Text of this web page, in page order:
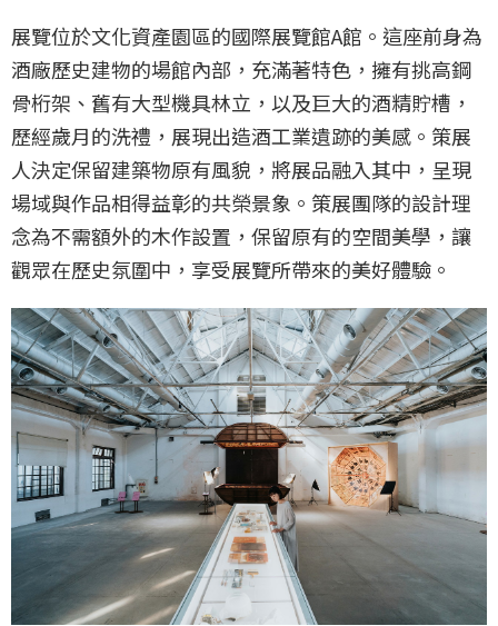
展覽位於文化資產園區的國際展覽館A館。這座前身為
酒廠歷史建物的場館內部，充滿著特色，擁有挑高鋼
骨桁架、舊有大型機具林立，以及巨大的酒精貯槽，
歷經歲月的洗禮，展現出造酒工業遺跡的美感。策展
人決定保留建築物原有風貌，將展品融入其中，呈現
場域與作品相得益彰的共榮景象。策展團隊的設計理
念為不需額外的木作設置，保留原有的空間美學，讓
觀眾在歷史氛圍中，享受展覽所帶來的美好體驗。